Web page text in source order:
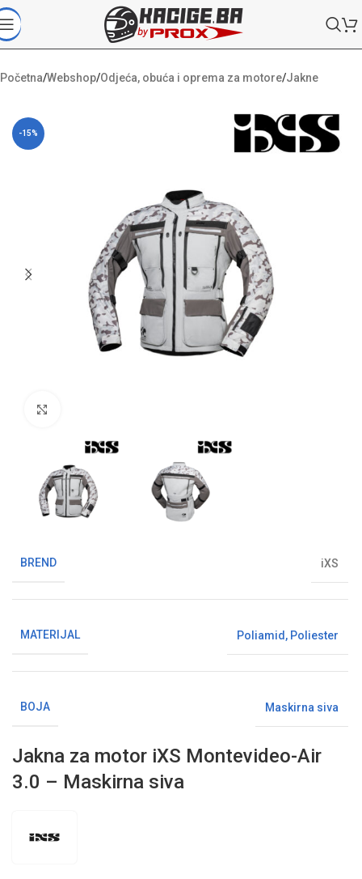
Početna/Webshop/Odjeća, obuća i oprema za motore/Jakne
-15%
BREND iXS
MATERIJAL Poliamid , Poliester
BOJA Maskirna siva
Jakna za motor iXS Montevideo-Air
3.0 – Maskirna siva